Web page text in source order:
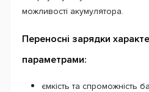
можливості акумулятора.
Переносні зарядки
параметрами:
ємкість та спроможність